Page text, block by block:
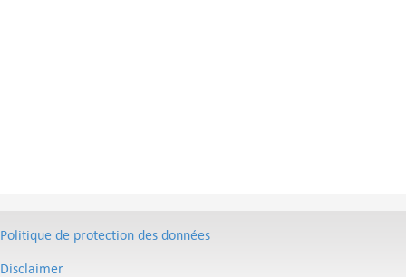
Politique de protection des données
Disclaimer